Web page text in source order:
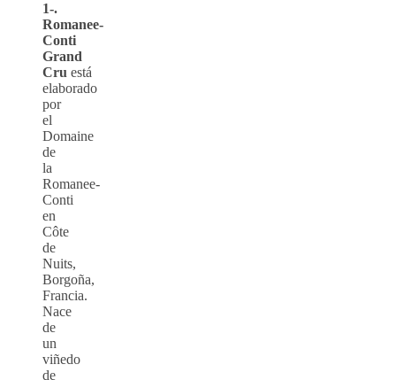
1-.
Romanee-
Conti
Grand
Cru está
elaborado
por
el
Domaine
de
la
Romanee-
Conti
en
Côte
de
Nuits,
Borgoña,
Francia.
Nace
de
un
viñedo
de